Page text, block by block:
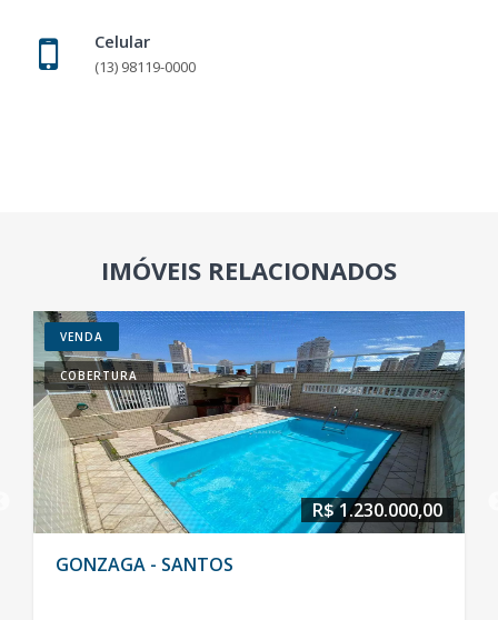
Celular
(13) 98119-0000
IMÓVEIS RELACIONADOS
R$ 1.230.000,00
VENDA
COBERTURA